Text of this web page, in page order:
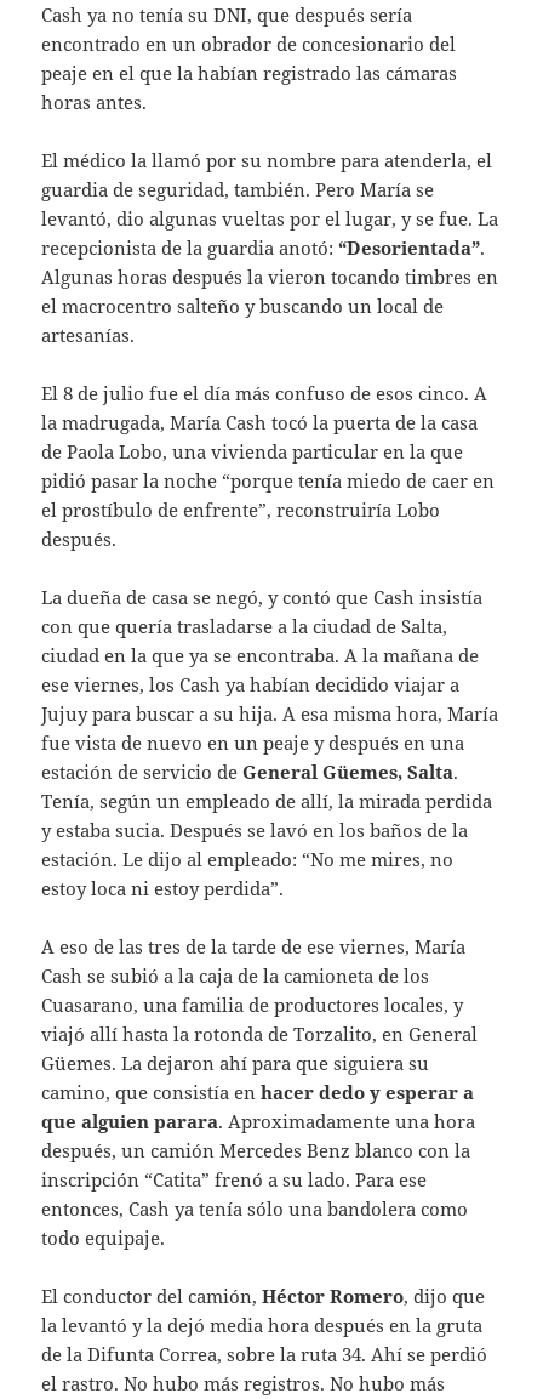
Cash ya no tenía su DNI, que después sería
encontrado en un obrador de concesionario del
peaje en el que la habían registrado las cámaras
horas antes.
El médico la llamó por su nombre para atenderla, el
guardia de seguridad, también. Pero María se
levantó, dio algunas vueltas por el lugar, y se fue. La
recepcionista de la guardia anotó:“Desorientada”.
Algunas horas después la vieron tocando timbres en
el macrocentro salteño y buscando un local de
artesanías.
El 8 de julio fue el día más confuso de esos cinco. A
la madrugada, María Cash tocó la puerta de la casa
de Paola Lobo, una vivienda particular en la que
pidió pasar la noche “porque tenía miedo de caer en
el prostíbulo de enfrente”, reconstruiría Lobo
después.
La dueña de casa se negó, y contó que Cash insistía
con que quería trasladarse a la ciudad de Salta,
ciudad en la que ya se encontraba. A la mañana de
ese viernes, los Cash ya habían decidido viajar a
Jujuy para buscar a su hija. A esa misma hora, María
fue vista de nuevo en un peaje y después en una
estación de servicio de General Güemes, Salta.
Tenía, según un empleado de allí, la mirada perdida
y estaba sucia. Después se lavó en los baños de la
estación. Le dijo al empleado: “No me mires, no
estoy loca ni estoy perdida”.
A eso de las tres de la tarde de ese viernes, María
Cash se subió a la caja de la camioneta de los
Cuasarano, una familia de productores locales, y
viajó allí hasta la rotonda de Torzalito, en General
Güemes. La dejaron ahí para que siguiera su
camino, que consistía enhacer dedo y esperar a
que alguien parara. Aproximadamente una hora
después, un camión Mercedes Benz blanco con la
inscripción “Catita” frenó a su lado. Para ese
entonces, Cash ya tenía sólo una bandolera como
todo equipaje.
El conductor del camión,Héctor Romero, dijo que
la levantó y la dejó media hora después en la gruta
de la Difunta Correa, sobre la ruta 34. Ahí se perdió
el rastro. No hubo más registros. No hubo más